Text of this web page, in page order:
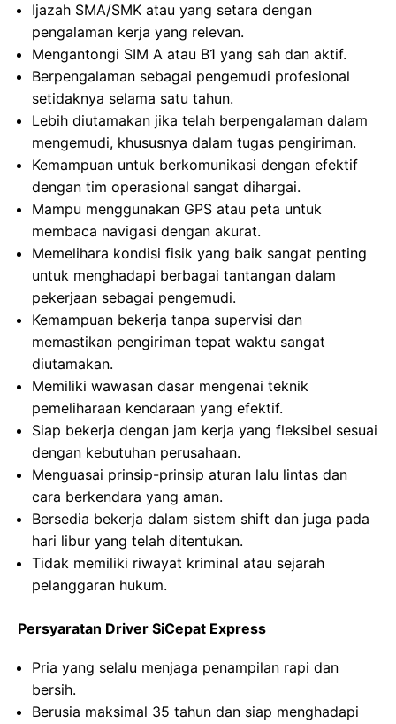
Ijazah SMA/SMK atau yang setara dengan
pengalaman kerja yang relevan.
Mengantongi SIM A atau B1 yang sah dan aktif.
Berpengalaman sebagai pengemudi profesional
setidaknya selama satu tahun.
Lebih diutamakan jika telah berpengalaman dalam
mengemudi, khususnya dalam tugas pengiriman.
Kemampuan untuk berkomunikasi dengan efektif
dengan tim operasional sangat dihargai.
Mampu menggunakan GPS atau peta untuk
membaca navigasi dengan akurat.
Memelihara kondisi fisik yang baik sangat penting
untuk menghadapi berbagai tantangan dalam
pekerjaan sebagai pengemudi.
Kemampuan bekerja tanpa supervisi dan
memastikan pengiriman tepat waktu sangat
diutamakan.
Memiliki wawasan dasar mengenai teknik
pemeliharaan kendaraan yang efektif.
Siap bekerja dengan jam kerja yang fleksibel sesuai
dengan kebutuhan perusahaan.
Menguasai prinsip-prinsip aturan lalu lintas dan
cara berkendara yang aman.
Bersedia bekerja dalam sistem shift dan juga pada
hari libur yang telah ditentukan.
Tidak memiliki riwayat kriminal atau sejarah
pelanggaran hukum.
Persyaratan Driver SiCepat Express
Pria yang selalu menjaga penampilan rapi dan
bersih.
Berusia maksimal 35 tahun dan siap menghadapi